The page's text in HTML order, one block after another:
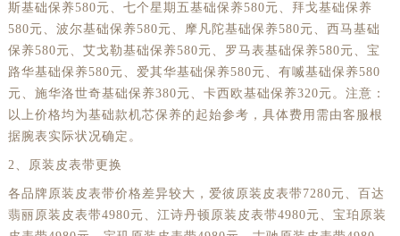
斯基础保养580元、七个星期五基础保养580元、拜戈基础保养
580元、波尔基础保养580元、摩凡陀基础保养580元、西马基础
保养580元、艾戈勒基础保养580元、罗马表基础保养580元、宝
路华基础保养580元、爱其华基础保养580元、有喴基础保养580
元、施华洛世奇基础保养380元、卡西欧基础保养320元。注意：
以上价格均为基础款机芯保养的起始参考，具体费用需由客服根
据腕表实际状况确定。
2、原装皮表带更换
各品牌原装皮表带价格差异较大，爱彼原装皮表带7280元、百达
翡丽原装皮表带4980元、江诗丹顿原装皮表带4980元、宝珀原装